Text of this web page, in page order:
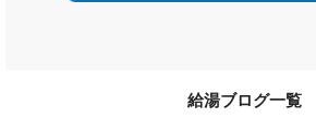
給湯ブログ一覧